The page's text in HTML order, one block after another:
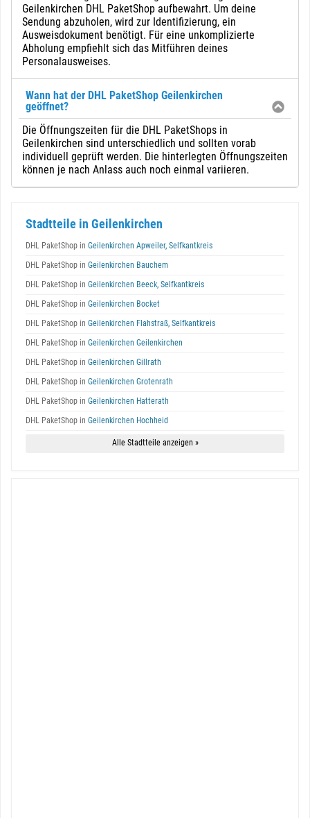
Geilenkirchen DHL PaketShop aufbewahrt. Um deine
Sendung abzuholen, wird zur Identifizierung, ein
Ausweisdokument benötigt. Für eine unkomplizierte
Abholung empfiehlt sich das Mitführen deines
Personalausweises.
Wann hat der DHL PaketShop Geilenkirchen
geöffnet?
Die Öffnungszeiten für die DHL PaketShops in
Geilenkirchen sind unterschiedlich und sollten vorab
individuell geprüft werden. Die hinterlegten Öffnungszeiten
können je nach Anlass auch noch einmal variieren.
Stadtteile in Geilenkirchen
DHL PaketShop in Geilenkirchen Apweiler, Selfkantkreis
DHL PaketShop in Geilenkirchen Bauchem
DHL PaketShop in Geilenkirchen Beeck, Selfkantkreis
DHL PaketShop in Geilenkirchen Bocket
DHL PaketShop in Geilenkirchen Flahstraß, Selfkantkreis
DHL PaketShop in Geilenkirchen Geilenkirchen
DHL PaketShop in Geilenkirchen Gillrath
DHL PaketShop in Geilenkirchen Grotenrath
DHL PaketShop in Geilenkirchen Hatterath
DHL PaketShop in Geilenkirchen Hochheid
Alle Stadtteile anzeigen »